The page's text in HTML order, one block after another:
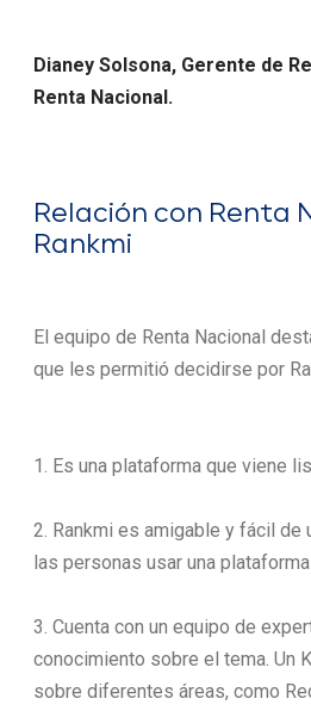
Dianey Solsona, Gerente de
Renta Nacional.
Relación con Renta
Rankmi
El equipo de Renta Nacional
que les permitió decidirse por
1. Es una plataforma que viene
2. Rankmi es amigable y fácil de
las personas usar una
3. Cuenta con un equipo de
conocimiento sobre el tema. Un
sobre diferentes áreas, como